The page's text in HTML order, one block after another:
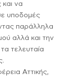
να
υποδομές
παράλληλα
αλλά και την
τελευταία
Αττικής,